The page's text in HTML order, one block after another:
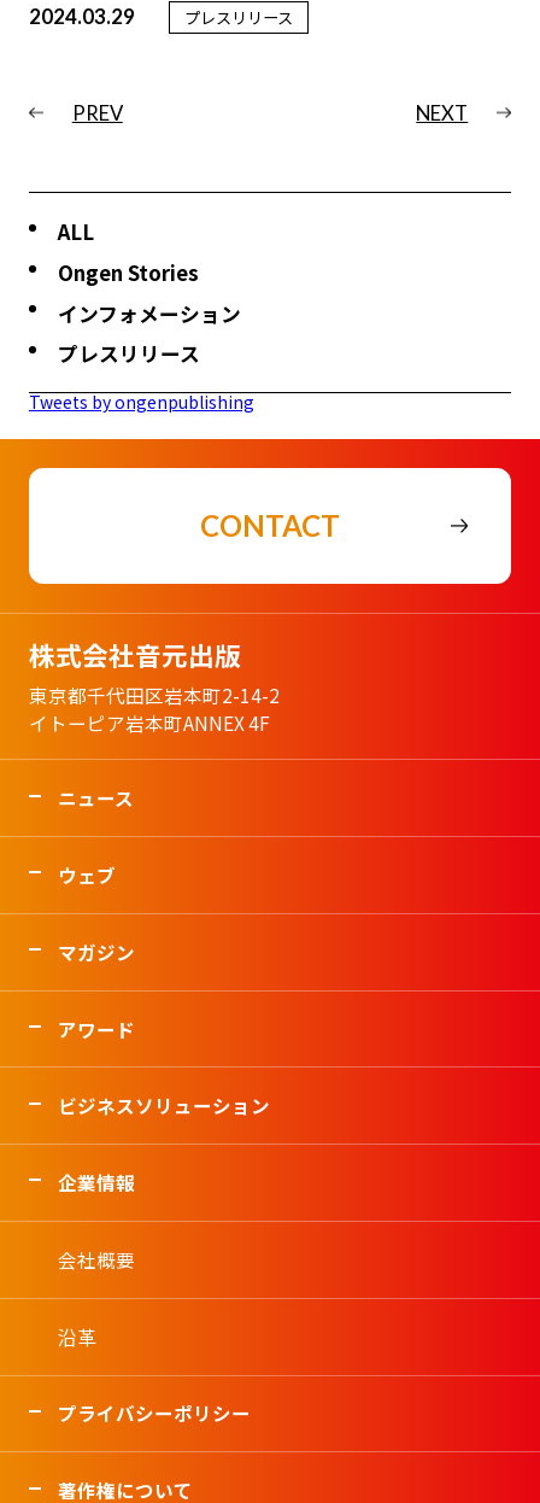
2024.03.29 プレスリリース
PREV NEXT
ALL
Ongen Stories
インフォメーション
プレスリリース
Tweets by ongenpublishing
CONTACT
株式会社音元出版
東京都千代田区岩本町2-14-2
イトーピア岩本町ANNEX 4F
ニュース
ウェブ
マガジン
アワード
ビジネスソリューション
企業情報
会社概要
沿革
プライバシーポリシー
著作権について